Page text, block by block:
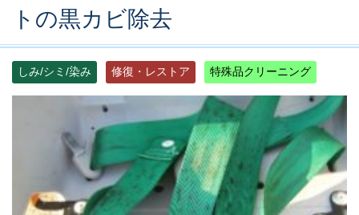
トの黒カビ除去
しみ/シミ/染み 修復・レストア 特殊品クリーニング